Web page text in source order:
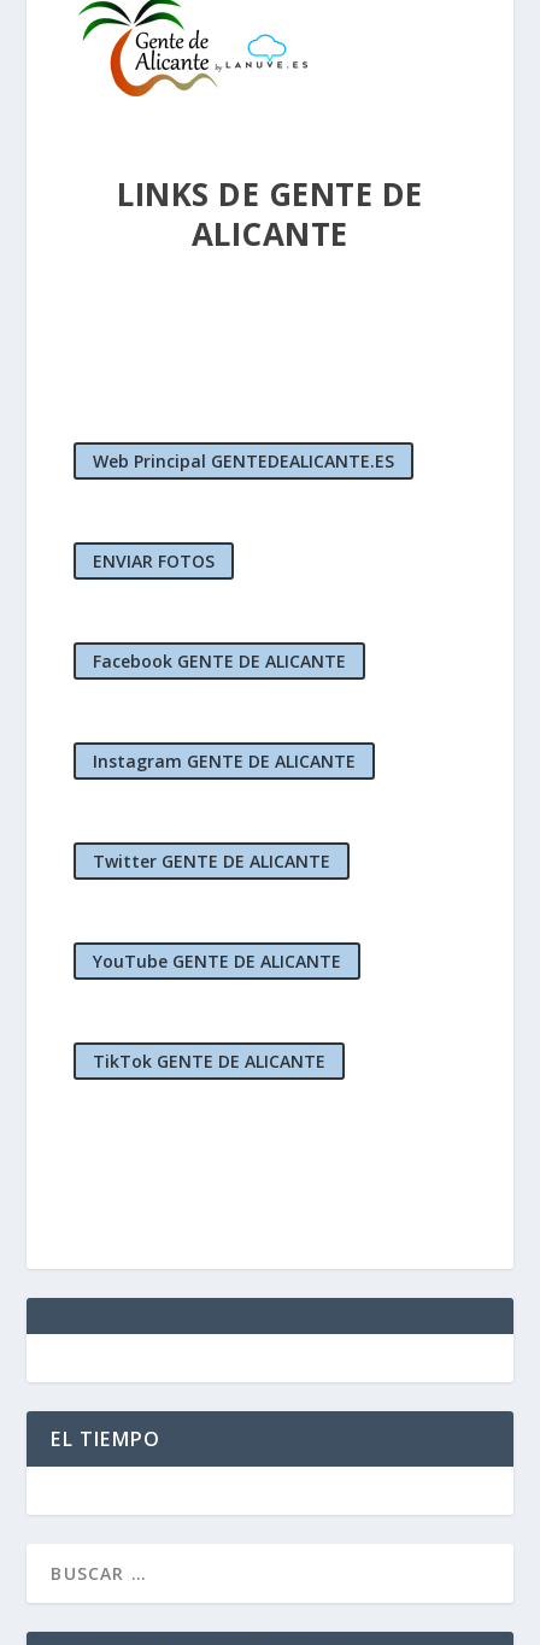
LINKS DE GENTE DE
ALICANTE
Web Principal GENTEDEALICANTE.ES
ENVIAR FOTOS
Facebook GENTE DE ALICANTE
Instagram GENTE DE ALICANTE
Twitter GENTE DE ALICANTE
YouTube GENTE DE ALICANTE
TikTok GENTE DE ALICANTE
EL TIEMPO